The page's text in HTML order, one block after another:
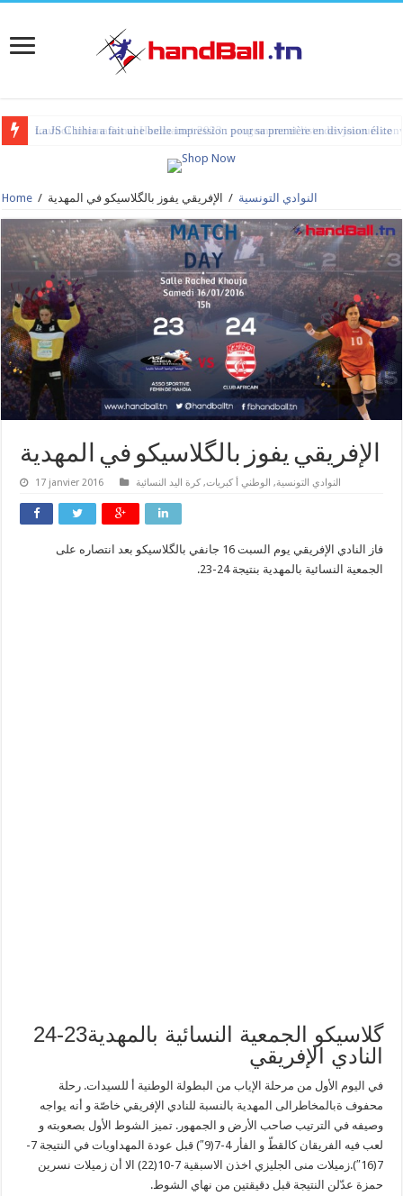
La JS Chihia a fait une belle impression pour sa première en division élite
Home / النوادي التونسية / الإفريقي يفوز بالگلاسيكو في المهدية
الإفريقي يفوز بالگلاسيكو في المهدية
17 janvier 2016 النوادي التونسية, الوطني أ كبريات, كرة اليد النسائية
فاز النادي الإفريقي يوم السبت 16 جانفي بالگلاسيكو بعد انتصاره على
الجمعية النسائية بالمهدية بنتيجة 24-23.
گلاسيكو الجمعية النسائية بالمهدية23-24
النادي الإفريقي
في اليوم الأول من مرحلة الإياب من البطولة الوطنية أ للسيدات.رحلة
محفوف ةبالمخاطرالى المهدية بالنسبة للنادي الإفريقي خاصّة و أنه يواجه
وصيفه في الترتيب صاحب الأرض و الجمهور. تميز الشوط الأول بصعوبته و
لعب فيه الفريقان كالقطّ و الفأر 4-7(9″) قبل عودة المهداويات في النتيجة 7-
7(16″).زميلات منى الجليزي اخذن الاسبقية 7-10(22) الا أن زميلات نسرين
حمزة عدّلن النتيجة قبل دقيقتين من نهاي الشوط.